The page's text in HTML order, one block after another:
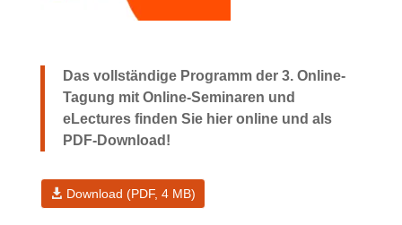
Das vollständige Programm der 3. Online-
Tagung mit Online-Seminaren und
eLectures finden Sie hier online und als
PDF-Download!
Download (PDF, 4 MB)